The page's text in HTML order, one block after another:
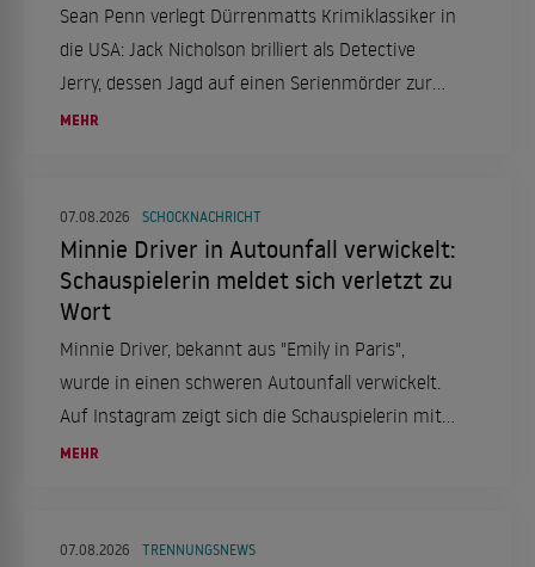
Sean Penn verlegt Dürrenmatts Krimiklassiker in
die USA: Jack Nicholson brilliert als Detective
Jerry, dessen Jagd auf einen Serienmörder zur
Obsession wird. Ein düsteres Psychodrama, das
MEHR
07.08.2026 SCHOCKNACHRICHT
Minnie Driver in Autounfall verwickelt:
Schauspielerin meldet sich verletzt zu
Wort
Minnie Driver, bekannt aus "Emily in Paris",
wurde in einen schweren Autounfall verwickelt.
Auf Instagram zeigt sich die Schauspielerin mit
einer Halskrause und berichtet von dem Vorfall,
MEHR
07.08.2026 TRENNUNGSNEWS